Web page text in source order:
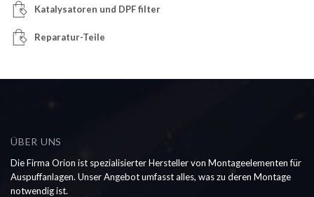
Katalysatoren und DPF filter
Reparatur-Teile
ÜBER UNS
Die Firma Orion ist spezialisierter Hersteller von Montageelementen für
Auspuffanlagen. Unser Angebot umfasst alles, was zu deren Montage
notwendig ist.